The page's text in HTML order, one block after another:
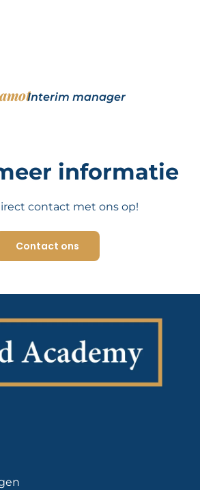
Interim manager
informatie
contact met ons op!
Contact ons